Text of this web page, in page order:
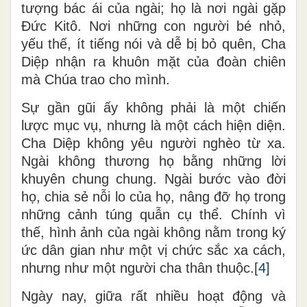
tượng bác ái của ngài; họ là nơi ngài gặp
Đức Kitô. Nơi những con người bé nhỏ,
yếu thế, ít tiếng nói và dễ bị bỏ quên, Cha
Diệp nhận ra khuôn mặt của đoàn chiên
mà Chúa trao cho mình.
Sự gần gũi ấy không phải là một chiến
lược mục vụ, nhưng là một cách hiện diện.
Cha Diệp không yêu người nghèo từ xa.
Ngài không thương họ bằng những lời
khuyên chung chung. Ngài bước vào đời
họ, chia sẻ nỗi lo của họ, nâng đỡ họ trong
những cảnh túng quẫn cụ thể. Chính vì
thế, hình ảnh của ngài không nằm trong ký
ức dân gian như một vị chức sắc xa cách,
nhưng như một người cha thân thuộc. [4]
Ngày nay, giữa rất nhiều hoạt động và